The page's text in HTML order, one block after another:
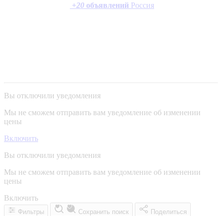
+20 объявлений Россия
Вы отключили уведомления
Мы не сможем отправить вам уведомление об изменении
цены
Включить
Вы отключили уведомления
Мы не сможем отправить вам уведомление об изменении
цены
Включить
Фильтры Сохранить поиск Поделиться